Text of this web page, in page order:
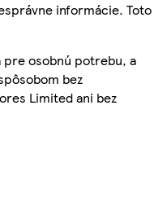
informácie. Toto
pre osobnú potrebu, a
bez
Limited ani bez